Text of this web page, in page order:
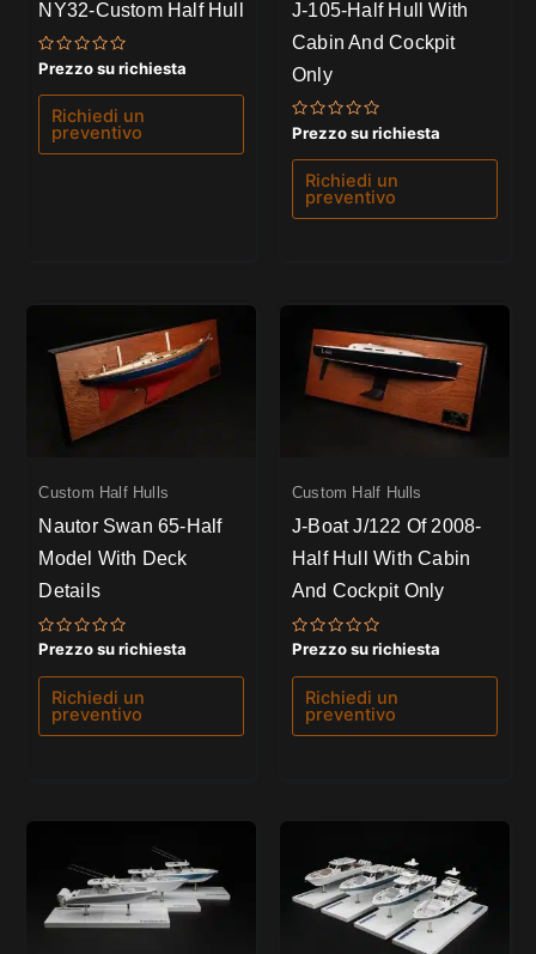
NY32-Custom Half Hull
Valutato
0
su
Prezzo su richiesta
Richiedi un
preventivo
J-105-Half Hull With
Cabin And Cockpit
Only
Valutato
0
su
Prezzo su richiesta
Richiedi un
preventivo
Custom Half Hulls
Nautor Swan 65-Half
Model With Deck
Details
Valutato
su
Prezzo su richiesta
Richiedi un
preventivo
Custom Half Hulls
J-Boat J/122 Of 2008-
Half Hull With Cabin
And Cockpit Only
Valutato
su
Prezzo su richiesta
Richiedi un
preventivo